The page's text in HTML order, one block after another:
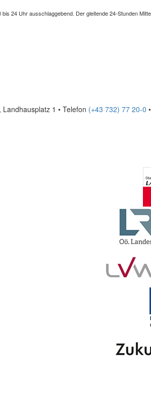
24 Uhr ausschlaggebend. Der gleitende 24-Stunden
1 • Telefon (+43 732) 77 20-0